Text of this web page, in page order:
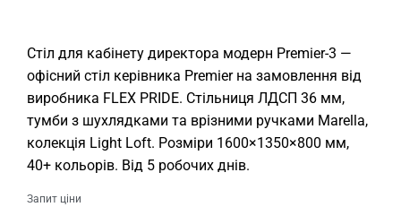
Стіл для кабінету директора модерн Premier-3 —
офісний стіл керівника Premier на замовлення від
виробника FLEX PRIDE. Стільниця ЛДСП 36 мм,
тумби з шухлядками та врізними ручками Marella,
колекція Light Loft. Розміри 1600×1350×800 мм,
40+ кольорів. Від 5 робочих днів.
Запит ціни